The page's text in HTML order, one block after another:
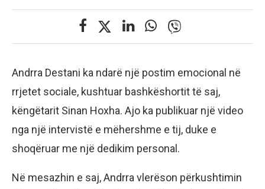
Andrra Destani ka ndarë një postim emocional në
rrjetet sociale, kushtuar bashkëshortit të saj,
këngëtarit Sinan Hoxha. Ajo ka publikuar një video
nga një intervistë e mëhershme e tij, duke e
shoqëruar me një dedikim personal.
Në mesazhin e saj, Andrra vlerëson përkushtimin